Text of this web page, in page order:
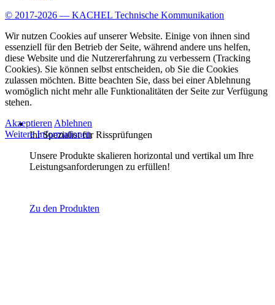
Ihr Spezialist für Rissprüfungen
Unsere Produkte skalieren horizontal und vertikal um Ihre
Leistungsanforderungen zu erfüllen!
Zu den Produkten
© 2017-2026 — KACHEL Technische Kommunikation
Wir nutzen Cookies auf unserer Website. Einige von ihnen sind
essenziell für den Betrieb der Seite, während andere uns helfen,
diese Website und die Nutzererfahrung zu verbessern (Tracking
Cookies). Sie können selbst entscheiden, ob Sie die Cookies
zulassen möchten. Bitte beachten Sie, dass bei einer Ablehnung
womöglich nicht mehr alle Funktionalitäten der Seite zur Verfügung
stehen.
Akzeptieren Ablehnen
Weitere Informationen